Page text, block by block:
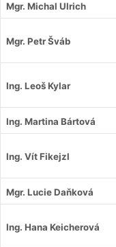
Mgr. Michal Ulrich
Mgr. Petr Šváb
Ing. Leoš Kylar
Ing. Martina Bártová
Ing. Vít Fikejzl
Mgr. Lucie Daňková
Ing. Hana Keicherová